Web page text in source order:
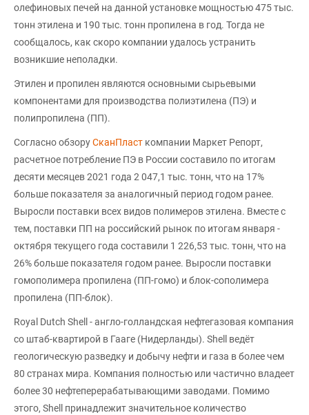
олефиновых печей на данной установке мощностью 475 тыс.
тонн этилена и 190 тыс. тонн пропилена в год. Тогда не
сообщалось, как скоро компании удалось устранить
возникшие неполадки.
Этилен и пропилен являются основными сырьевыми
компонентами для производства полиэтилена (ПЭ) и
полипропилена (ПП).
Согласно обзоруСканПласт компании Маркет Репорт,
расчетное потребление ПЭ в России составило по итогам
десяти месяцев 2021 года 2 047,1 тыс. тонн, что на 17%
больше показателя за аналогичный период годом ранее.
Выросли поставки всех видов полимеров этилена. Вместе с
тем, поставки ПП на российский рынок по итогам января -
октября текущего года составили 1 226,53 тыс. тонн, что на
26% больше показателя годом ранее. Выросли поставки
гомополимера пропилена (ПП-гомо) и блок-сополимера
пропилена (ПП-блок).
Royal Dutch Shell - англо-голландская нефтегазовая компания
со штаб-квартирой в Гааге (Нидерланды). Shell ведёт
геологическую разведку и добычу нефти и газа в более чем
80 странах мира. Компания полностью или частично владеет
более 30 нефтеперерабатывающими заводами. Помимо
этого, Shell принадлежит значительное количество